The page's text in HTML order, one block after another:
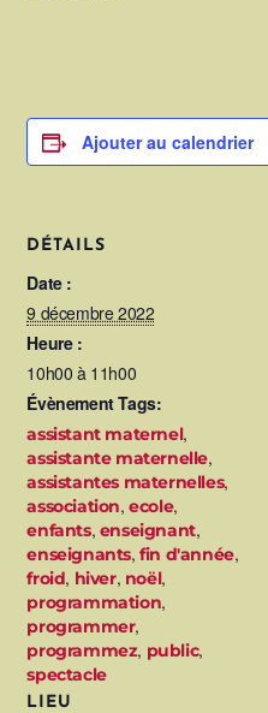
Ajouter au calendrier
DÉTAILS
Date :
9 décembre 2022
Heure :
10h00 à 11h00
Évènement Tags:
assistant maternel,
assistante maternelle,
assistantes maternelles,
association,ecole,
enfants, enseignant,
enseignants,fin d'année,
froid, hiver, noël,
programmation,
programmer,
programmez, public,
spectacle
LIEU